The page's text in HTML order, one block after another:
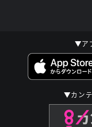
▼ア
▼カン